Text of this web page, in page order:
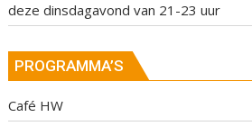
deze dinsdagavond van 21-23 uur
PROGRAMMA’S
Café HW